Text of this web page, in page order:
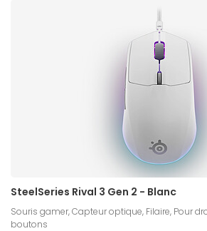
SteelSeries Rival 3 Gen 2 - Blanc
Souris gamer, Capteur optique, Filaire, Pour
boutons